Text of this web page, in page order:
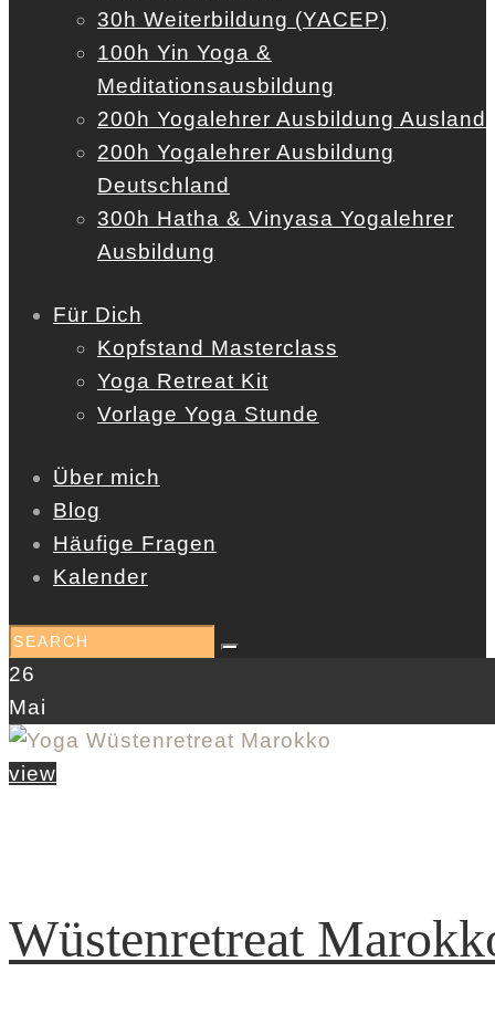
30h Weiterbildung (YACEP)
100h Yin Yoga &
Meditationsausbildung
200h Yogalehrer Ausbildung Ausland
200h Yogalehrer Ausbildung
Deutschland
300h Hatha & Vinyasa Yogalehrer
Ausbildung
Für Dich
Kopfstand Masterclass
Yoga Retreat Kit
Vorlage Yoga Stunde
Über mich
Blog
Häufige Fragen
Kalender
26
Mai
view
Wüstenretreat